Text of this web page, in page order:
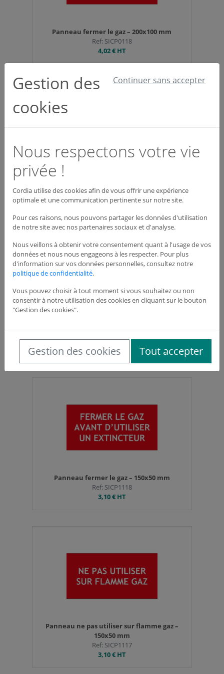
Panneau fermer le gaz – 200x100 mm
Ref: SICP0118
4,02 €HT
Ref: SICP0106
4,10 €HT
Panneau colonne sèche – 150x50 mm
Ref: SICP1113
3,05 €HT
Panneau fermer le gaz – 150x50 mm
Ref: SICP1118
3,10 €HT
Panneau ne pas utiliser sur flamme gaz –
150x50 mm
Ref: SICP1117
3,10 €HT
Gestion des
cookies
Continuer sans accepter
Nous respectons votre vie
privée !
Cordia utilise des cookies afin de vous offrir une expérience
optimale et une communication pertinente sur notre site.
Pour ces raisons, nous pouvons partager les données d'utilisation
de notre site avec nos partenaires sociaux et d'analyse.
Nous veillons à obtenir votre consentement quant à l'usage de vos
données et nous nous engageons à les respecter. Pour plus
d'information sur vos données personnelles, consultez notre
politique de confidentialité.
Vous pouvez choisir à tout moment si vous souhaitez ou non
consentir à notre utilisation des cookies en cliquant sur le bouton
"Gestion des cookies".
Gestion des cookies Tout accepter